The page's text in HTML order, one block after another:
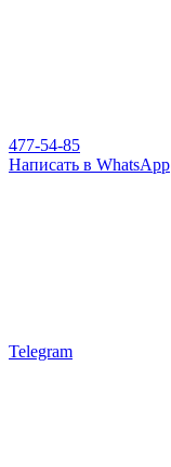
477-54-85
Написать в WhatsApp
Telegram